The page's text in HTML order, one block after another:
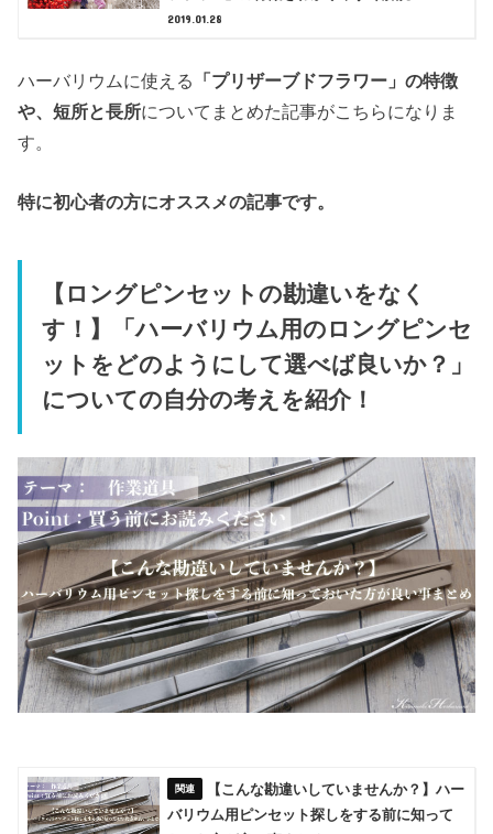
2019.01.28
ハーバリウムに使える
「プリザーブドフラワー」の特徴
や、短所と長所についてまとめた記事がこちらになりま
す。
特に初心者の方にオススメの記事です。
【ロングピンセットの勘違いをなく
す！】「ハーバリウム用のロングピンセ
ットをどのようにして選べば良いか？」
についての自分の考えを紹介！
【こんな勘違いしていませんか？】ハー
バリウム用ピンセット探しをする前に知って